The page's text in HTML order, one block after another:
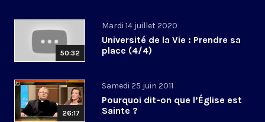
50:32
Mardi 14 juillet 2020
Université de la Vie : Prendre sa
place (4/4)
26:17
Samedi 25 juin 2011
Pourquoi dit-on que l’Église est
Sainte ?